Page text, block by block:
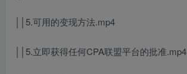
││5.可用的变现方法.mp4
││5.立即获得任何CPA联盟平台的批准.mp4